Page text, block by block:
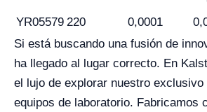
YR05579 220 0,0001
Si está buscando una fusión de
ha llegado al lugar correcto. En
el lujo de explorar nuestro exclusivo
equipos de laboratorio. Fabricamos